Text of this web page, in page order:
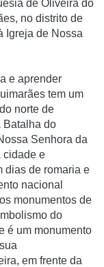
de Oliveira do
no distrito de
Igreja de Nossa
e aprender
tem um
norte de
Batalha do
Senhora da
cidade e
dias de romaria e
nacional
monumentos de
do
é um monumento
em frente da